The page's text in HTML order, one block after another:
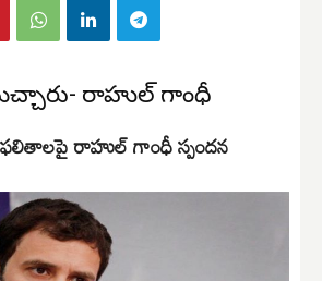
రాహుల్ గాంధీ
ఫలితాలపై రాహుల్ గాంధీ స్పందన